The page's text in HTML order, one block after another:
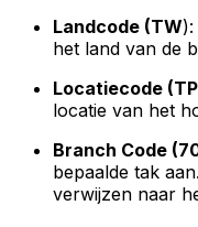
Landcode (TW
het land van de
Locatiecode
locatie van het
Branch Code
bepaalde tak
verwijzen naar